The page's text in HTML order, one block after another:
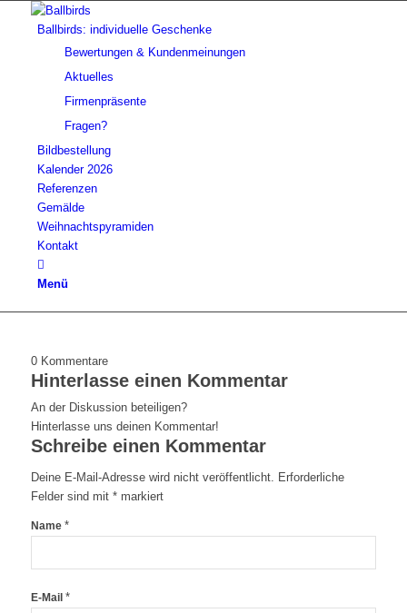
Ballbirds: individuelle Geschenke
Bewertungen & Kundenmeinungen
Aktuelles
Firmenpräsente
Fragen?
Bildbestellung
Kalender 2026
Referenzen
Gemälde
Weihnachtspyramiden
Kontakt
Menü
0 Kommentare
Hinterlasse einen Kommentar
An der Diskussion beteiligen?
Hinterlasse uns deinen Kommentar!
Schreibe einen Kommentar
Deine E-Mail-Adresse wird nicht veröffentlicht. Erforderliche
Felder sind mit *markiert
Name *
E-Mail *